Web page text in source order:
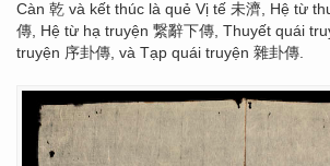
Càn 乾 và kết thúc là quẻ Vị tế 未濟, Hệ từ
傳, Hệ từ hạ truyện 繋辭下傳, Thuyết quái
truyện 序卦傳, và Tạp quái truyện 雜卦傳.